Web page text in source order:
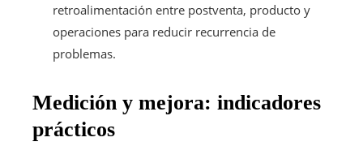
retroalimentación entre postventa, producto y
operaciones para reducir recurrencia de
problemas.
Medición y mejora: indicadores
prácticos